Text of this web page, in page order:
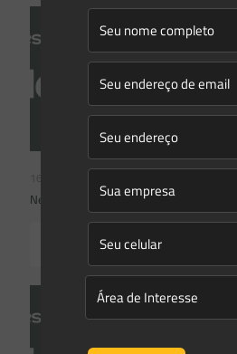
Newsletter Saes Advogados | Ed. nº 241
Read more